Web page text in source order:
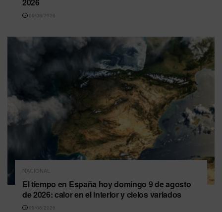
2026
09/08/2026
NACIONAL
El tiempo en España hoy domingo 9 de agosto
de 2026: calor en el interior y cielos variados
09/08/2026